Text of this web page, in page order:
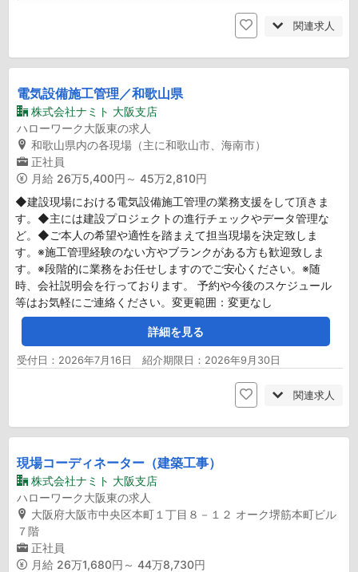
関連求人
電気設備施工管理／和歌山県
株式会社ナミト 大阪支店
ハローワーク大阪東の求人
和歌山県内の各現場（主に和歌山市、海南市）
正社員
月給 26万5,400円～ 45万2,810円
◆建設現場における電気設備施工管理の業務支援をして頂きま
す。◆主には建設プロジェクトの進行チェックやデータ管理な
ど。◆ご本人の希望や適性を踏まえて担当現場を決定致しま
す。※施工管理経験のない方やブランクがある方も歓迎致しま
す。※段階的に業務をお任せしますのでご安心ください。※随
時、会社説明会を行っております。 予約や今後のスケジュール
等はお気軽にご連絡ください。変更範囲：変更なし
詳細を見る
受付日：2026年7月16日 紹介期限日：2026年9月30日
関連求人
現場コーディネーター（建築工事）
株式会社ナミト 大阪支店
ハローワーク大阪東の求人
大阪府大阪市中央区本町１丁目８－１２ オーク堺筋本町ビル
７階
正社員
月給 26万1,680円～ 44万8,730円